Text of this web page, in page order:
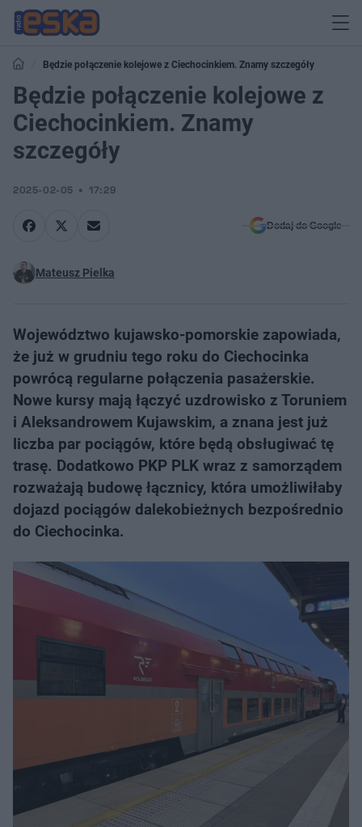
Będzie połączenie kolejowe z Ciechocinkiem. Znamy szczegóły
Będzie połączenie kolejowe z
Ciechocinkiem. Znamy
szczegóły
2025-02-05 17:29
Dodaj do Google
Mateusz Pielka
Województwo kujawsko-pomorskie zapowiada,
że już w grudniu tego roku do Ciechocinka
powrócą regularne połączenia pasażerskie.
Nowe kursy mają łączyć uzdrowisko z Toruniem
i Aleksandrowem Kujawskim, a znana jest już
liczba par pociągów, które będą obsługiwać tę
trasę. Dodatkowo PKP PLK wraz z samorządem
rozważają budowę łącznicy, która umożliwiłaby
dojazd pociągów dalekobieżnych bezpośrednio
do Ciechocinka.